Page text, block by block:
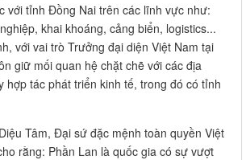
với tỉnh Đồng Nai trên các lĩnh vực như:
khai khoáng, cảng biển, logistics...
với vai trò Trưởng đại diện Việt Nam tại
giữ mối quan hệ chặt chẽ với các địa
hợp tác phát triển kinh tế, trong đó có tỉnh
Tâm, Đại sứ đặc mệnh toàn quyền Việt
rằng: Phần Lan là quốc gia có sự vượt